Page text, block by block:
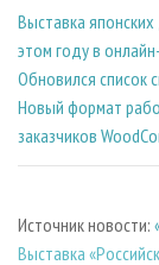
Выставка
этом году в
Обновился список
Новый формат
заказчиков
Источник новости:
Выставка